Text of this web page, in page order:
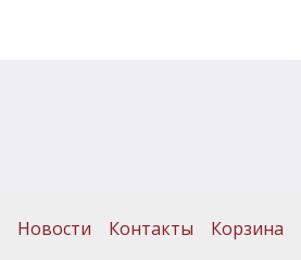
Новости Контакты Корзина